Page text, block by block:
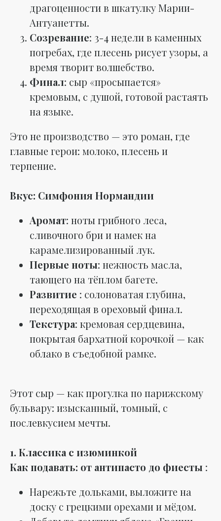
драгоценности в шкатулку Марии-
Антуанетты.
Созревание: 3-4 недели в каменных
погребах, где плесень рисует узоры, а
время творит волшебство.
Финал: сыр «просыпается»
кремовым, с душой, готовой растаять
на языке.
Это не производство — это роман, где
главные герои: молоко, плесень и
терпение.
Вкус: Симфония Нормандии
Аромат: ноты грибного леса,
сливочного бри и намек на
карамелизированный лук.
Первые ноты: нежность масла,
тающего на тёплом багете.
Развитие : солоноватая глубина,
переходящая в ореховый финал.
Текстура: кремовая сердцевина,
покрытая бархатной корочкой — как
облако в съедобной рамке.
Этот сыр — как прогулка по парижскому
бульвару: изысканный, томный, с
послевкусием мечты.
1. Классика с изюминкой
Как подавать: от антипасто до фиесты :
Нарежьте дольками, выложите на
доску с грецкими орехами и мёдом.